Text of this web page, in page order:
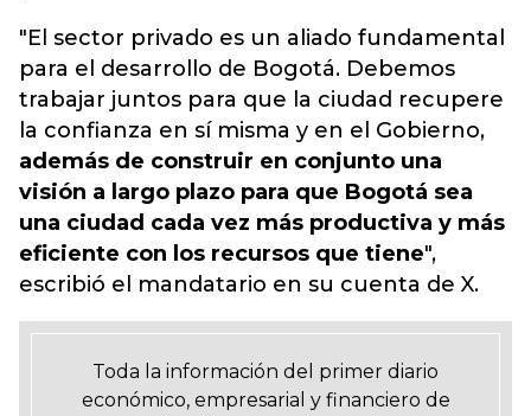
"El sector privado es un aliado fundamental
para el desarrollo de Bogotá. Debemos
trabajar juntos para que la ciudad recupere
la confianza en sí misma y en el Gobierno,
además de construir en conjunto una
visión a largo plazo para que Bogotá sea
una ciudad cada vez más productiva y más
eficiente con los recursos que tiene",
escribió el mandatario en su cuenta de X.
Toda la información del primer diario
económico, empresarial y financiero de